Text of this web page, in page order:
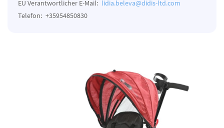
EU Verantwortlicher E-Mail: lidia.beleva@didis-ltd.com
Telefon: +35954850830